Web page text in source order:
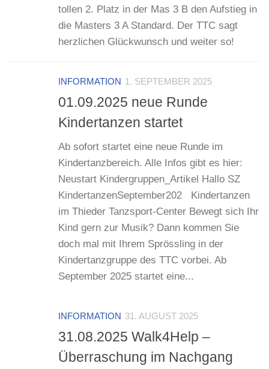
tollen 2. Platz in der Mas 3 B den Aufstieg in
die Masters 3 A Standard. Der TTC sagt
herzlichen Glückwunsch und weiter so!
INFORMATION 1. SEPTEMBER 2025
01.09.2025 neue Runde
Kindertanzen startet
Ab sofort startet eine neue Runde im
Kindertanzbereich. Alle Infos gibt es hier:
Neustart Kindergruppen_Artikel Hallo SZ
KindertanzenSeptember202 Kindertanzen
im Thieder Tanzsport-Center Bewegt sich Ihr
Kind gern zur Musik? Dann kommen Sie
doch mal mit Ihrem Sprössling in der
Kindertanzgruppe des TTC vorbei. Ab
September 2025 startet eine...
INFORMATION 31. AUGUST 2025
31.08.2025 Walk4Help –
Überraschung im Nachgang